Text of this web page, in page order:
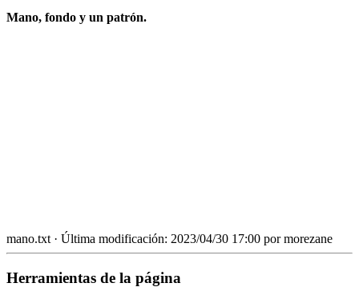
Mano, fondo y un patrón.
mano.txt · Última modificación: 2023/04/30 17:00 pormorezane
Herramientas de la página